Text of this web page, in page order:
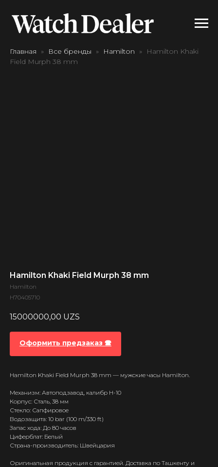
Главная Все бренды Hamilton
Hamilton Khaki
Field Murph 38 mm
Hamilton Khaki Field Murph 38 mm
Hamilton
H70405710
15000000,00 UZS
Оформить предзаказ 🕿
Hamilton Khaki Field Murph 38 mm — мужские часы Hamilton.
Механизм: Автоподзавод, калибр H-10
Корпус: Сталь, 38 мм
Стекло: Сапфировое
Водозащита: 10 bar (100 m/330 ft)
Запас хода: До 80 часов
Циферблат: Белый
Страна-производитель: Швейцария
Оригинальная продукция с гарантией. Доставка по Ташкенту и